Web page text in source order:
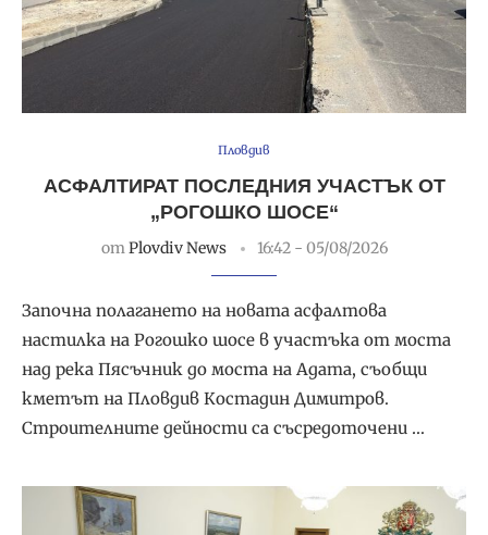
Пловдив
АСФАЛТИРАТ ПОСЛЕДНИЯ УЧАСТЪК ОТ
„РОГОШКО ШОСЕ“
отPlovdiv News 16:42 - 05/08/2026
Започна полагането на новата асфалтова
настилка на Рогошко шосе в участъка от моста
над река Пясъчник до моста на Адата, съобщи
кметът на Пловдив Костадин Димитров.
Строителните дейности са съсредоточени …